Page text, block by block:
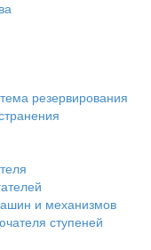
резервирования
и механизмов
ступеней